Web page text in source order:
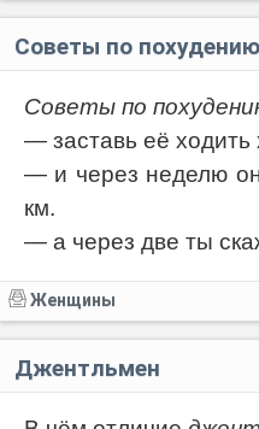
Советы по похудению
Советы по
— заставь её ходить
— и через неделю
км.
— а через две ты
Женщины
Джентльмен